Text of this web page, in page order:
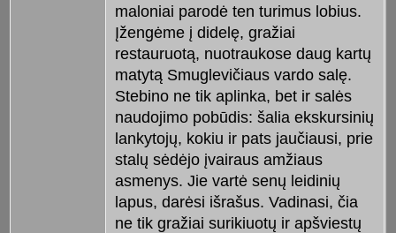
maloniai parodė ten turimus lobius.
Įžengėme į didelę, gražiai
restauruotą, nuotraukose daug kartų
matytą Smuglevičiaus vardo salę.
Stebino ne tik aplinka, bet ir salės
naudojimo pobūdis: šalia ekskursinių
lankytojų, kokiu ir pats jaučiausi, prie
stalų sėdėjo įvairaus amžiaus
asmenys. Jie vartė senų leidinių
lapus, darėsi išrašus. Vadinasi, čia
ne tik gražiai surikiuotų ir apšviestų